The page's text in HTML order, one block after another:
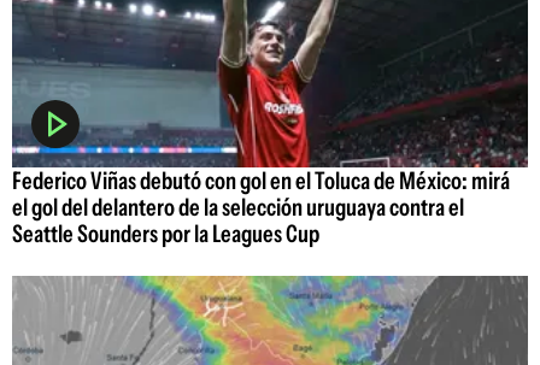
Federico Viñas debutó con gol en el Toluca de México: mirá
el gol del delantero de la selección uruguaya contra el
Seattle Sounders por la Leagues Cup